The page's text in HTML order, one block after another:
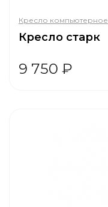
Кресло компьютерное
Кресло старк
9 750 ₽